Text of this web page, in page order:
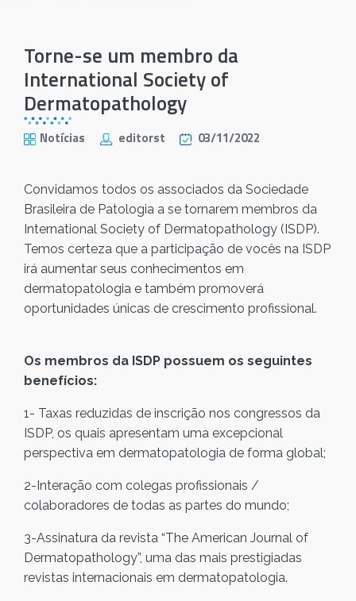
Torne-se um membro da
International Society of
Dermatopathology
Notícias editorst 03/11/2022
Convidamos todos os associados da Sociedade
Brasileira de Patologia a se tornarem membros da
International Society of Dermatopathology (ISDP).
Temos certeza que a participação de vocês na ISDP
irá aumentar seus conhecimentos em
dermatopatologia e também promoverá
oportunidades únicas de crescimento profissional.
Os membros da ISDP possuem os seguintes
benefícios:
1- Taxas reduzidas de inscrição nos congressos da
ISDP, os quais apresentam uma excepcional
perspectiva em dermatopatologia de forma global;
2-Interação com colegas profissionais /
colaboradores de todas as partes do mundo;
3-Assinatura da revista “The American Journal of
Dermatopathology”, uma das mais prestigiadas
revistas internacionais em dermatopatologia.